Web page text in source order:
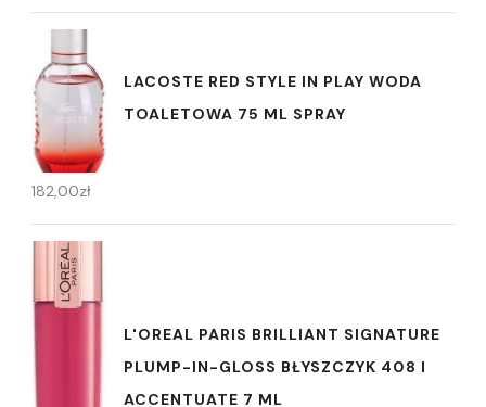
LACOSTE RED STYLE IN PLAY WODA
TOALETOWA 75 ML SPRAY
182,00zł
L'OREAL PARIS BRILLIANT SIGNATURE
PLUMP-IN-GLOSS BŁYSZCZYK 408 I
ACCENTUATE 7 ML